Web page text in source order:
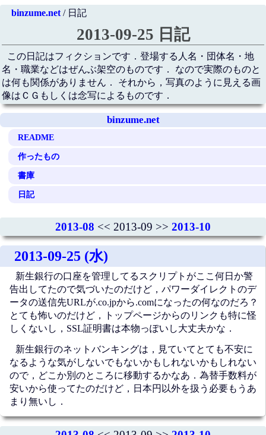
binzume.net/ 日記
2013-09-25 日記
この日記はフィクションです．登場する人名・団体名・地
名・職業などはぜんぶ架空のものです． なので実際のものと
は何も関係がありません． それから，写真のように見える画
像はＣＧもしくは念写によるものです．
binzume.net
README
作ったもの
書庫
日記
2013-08 << 2013-09 >> 2013-10
2013-09-25 (水)
新生銀行の口座を管理してるスクリプトがここ何日か警
告出してたので気づいたのだけど，パワーダイレクトのデ
ータの送信先URLが.co.jpから.comになったの何なのだろ？
とても怖いのだけど，トップページからのリンクも特に怪
しくないし，SSL証明書は本物っぽいし大丈夫かな．
新生銀行のネットバンキングは，見ていてとても不安に
なるような気がしないでもないかもしれないかもしれない
ので，どこか別のところに移動するかなあ．為替手数料が
安いから使ってたのだけど，日本円以外を扱う必要もうあ
まり無いし．